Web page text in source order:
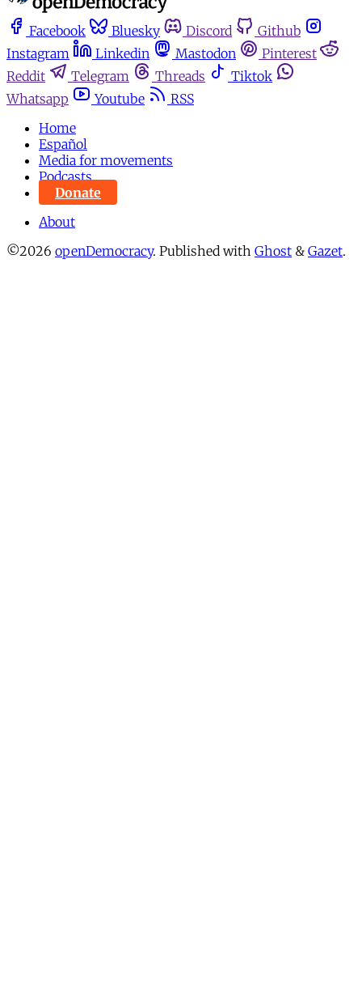
Facebook Bluesky Discord
Github
Instagram
Linkedin Mastodon
Pinterest
Reddit
Telegram Threads
Tiktok
Whatsapp
Youtube
RSS
Home
Español
Media for movements
Podcasts
Donate
About
©2026 openDemocracy. Published with Ghost & Gazet.